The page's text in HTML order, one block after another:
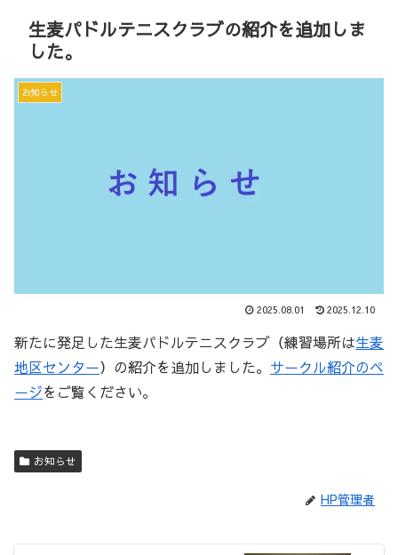
生麦パドルテニスクラブの紹介を追加しま
した。
お知らせ
2025.08.01 2025.12.10
新たに発足した生麦パドルテニスクラブ（練習場所は生麦
地区センター）の紹介を追加しました。 サークル紹介のペ
ージをご覧ください。
お知らせ
HP管理者